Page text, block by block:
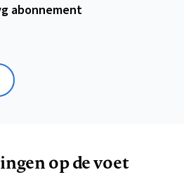
abonnement
op de voet